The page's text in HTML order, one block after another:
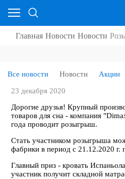
Главная Новости Новости
Все новости Новости Акции
23 декабря 2020
Дорогие друзья! Крупный
товаров для сна - компания
года проводит розыгрыш.
Стать участником розыгрыша
фабрики в период с 21.12.2020 г.
Главный приз - кровать
участник получит складной